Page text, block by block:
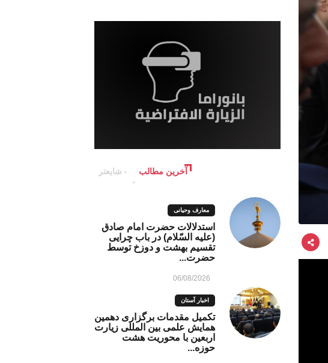
آخرین مطالب شایعتر
معارف وحیانی
استدلالات حضرت امام صادق
(علیه السّلام) در باب چرایی
تقسیم بهشت و دوزخ توسط
حضرت...
06/08/2026
اخبار آستان
تکمیل مقدمات برگزاری دهمین
همایش علمی بین المللی زیارت
اربعین با محوریت هشت
حوزه...